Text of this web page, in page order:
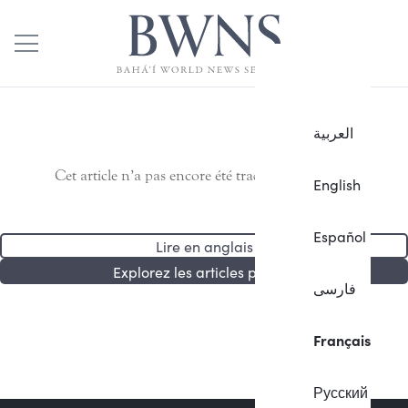
العربية
English
Español
فارسی
Français
Русский
Cet article n’a pas encore été traduit en français.
Lire en anglais
Explorez les articles publiés